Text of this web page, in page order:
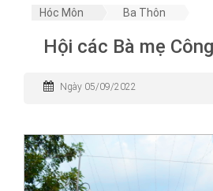
Hóc Môn Ba Thôn
Hội các Bà mẹ
Ngày 05/09/2022